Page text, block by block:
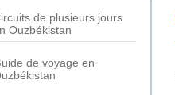
de plusieurs jours
Ouzbékistan
de voyage en